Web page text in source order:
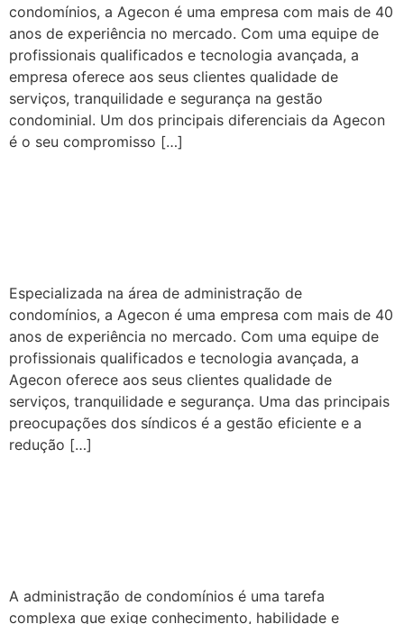
condomínios, a Agecon é uma empresa com mais de 40
anos de experiência no mercado. Com uma equipe de
profissionais qualificados e tecnologia avançada, a
empresa oferece aos seus clientes qualidade de
serviços, tranquilidade e segurança na gestão
condominial. Um dos principais diferenciais da Agecon
é o seu compromisso […]
Especializada na área de administração de
condomínios, a Agecon é uma empresa com mais de 40
anos de experiência no mercado. Com uma equipe de
profissionais qualificados e tecnologia avançada, a
Agecon oferece aos seus clientes qualidade de
serviços, tranquilidade e segurança. Uma das principais
preocupações dos síndicos é a gestão eficiente e a
redução […]
A administração de condomínios é uma tarefa
complexa que exige conhecimento, habilidade e